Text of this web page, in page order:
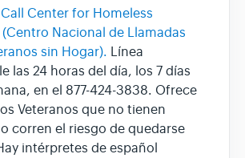
Center for Homeless
Nacional de Llamadas
sin Hogar). Línea
las 24 horas del día, los 7 días
en el 877-424-3838. Ofrece
Veteranos que no tienen
corren el riesgo de quedarse
intérpretes de español